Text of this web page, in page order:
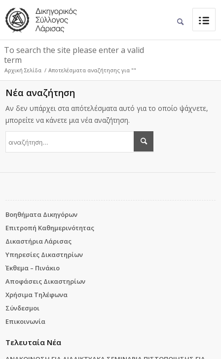
To search the site please enter a valid
term
Αρχική Σελίδα / Αποτελέσματα αναζήτησης για ""
Νέα αναζήτηση
Αν δεν υπάρχει στα απότελέσματα αυτό για το οποίο ψάχνετε,
μπορείτε να κάνετε μια νέα αναζήτηση.
Βοηθήματα Δικηγόρων
Επιτροπή Καθημερινότητας
Δικαστήρια Λάρισας
Υπηρεσίες Δικαστηρίων
Έκθεμα – Πινάκιο
Αποφάσεις Δικαστηρίων
Χρήσιμα Τηλέφωνα
Σύνδεσμοι
Επικοινωνία
Τελευταία Νέα